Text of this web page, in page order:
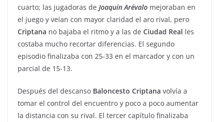
cuarto; las jugadoras de Joaquín Arévalo mejoraban en
el juego y veían con mayor claridad el aro rival, pero
Criptana no bajaba el ritmo y a las de Ciudad Real les
costaba mucho recortar diferencias. El segundo
episodio finalizaba con 25-33 en el marcador y con un
parcial de 15-13.
Después del descanso Baloncesto Criptana volvía a
tomar el control del encuentro y poco a poco aumentar
la distancia con su rival. El tercer capítulo finalizaba